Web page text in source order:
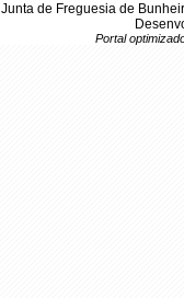
Junta de Freguesia de
Portal